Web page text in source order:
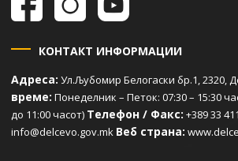
КОНТАКТ ИНФОРМАЦИИ
Адреса: Ул.Љубомир Белогаски бр.1, 2320,
време: Понеделник – Петок: 07:30 – 15:30
до 11:00 часот) Телефон / Факс: +389 33
info@delcevo.gov.mk Веб страна: